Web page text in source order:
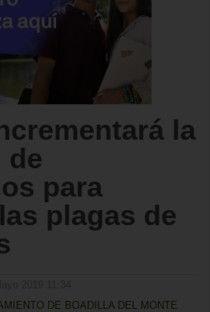
la
de
para
plagas de
DE BOADILLA DEL MONTE